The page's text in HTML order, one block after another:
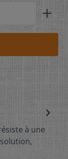
à une